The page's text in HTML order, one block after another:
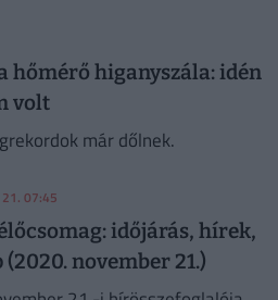
hőmérő higanyszála: idén
volt
már dőlnek.
07:45
időjárás, hírek,
november 21.)